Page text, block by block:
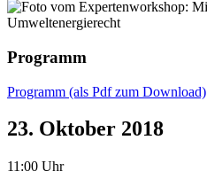
Programm
Programm (als Pdf zum Download)
23. Oktober 2018
11:00 Uhr